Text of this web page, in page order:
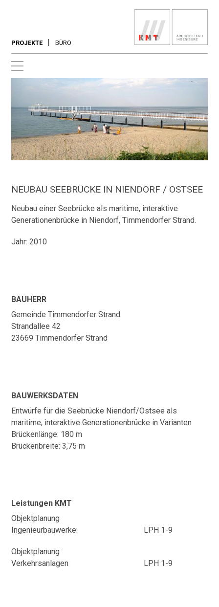
PROJEKTE BÜRO
NEUBAU SEEBRÜCKE IN NIENDORF / OSTSEE
Neubau einer Seebrücke als maritime, interaktive
Generationenbrücke in Niendorf, Timmendorfer Strand.
Jahr: 2010
BAUHERR
Gemeinde Timmendorfer Strand
Strandallee 42
23669 Timmendorfer Strand
BAUWERKSDATEN
Entwürfe für die Seebrücke Niendorf/Ostsee als
maritime, interaktive Generationenbrücke in Varianten
Brückenlänge: 180 m
Brückenbreite: 3,75 m
Leistungen KMT
Objektplanung
Ingenieurbauwerke:
LPH 1-9
Objektplanung
Verkehrsanlagen
LPH 1-9